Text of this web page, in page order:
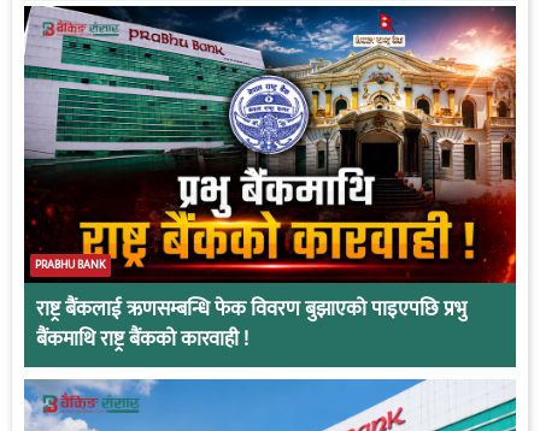
PRABHU BANK
राष्ट्र बैंकलाई ऋणसम्बन्धि फेक विवरण बुझाएको पाइएपछि प्रभु
बैंकमाथि राष्ट्र बैंकको कारवाही !